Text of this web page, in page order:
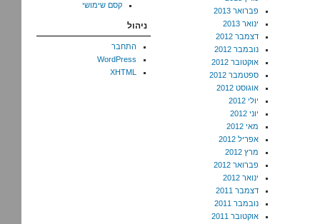
פברואר 2013
ינואר 2013
דצמבר 2012
נובמבר 2012
אוקטובר 2012
ספטמבר 2012
אוגוסט 2012
יולי 2012
יוני 2012
מאי 2012
אפריל 2012
מרץ 2012
פברואר 2012
ינואר 2012
דצמבר 2011
נובמבר 2011
אוקטובר 2011
קסם שימושי
ניהול
התחבר
WordPress
XHTML